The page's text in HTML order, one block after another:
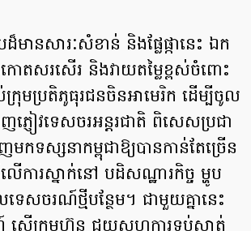
មានសារៈសំខាន់ និងផ្លែផ្កានេះ ឯក
នកោតសរសើរ និងវាយតម្លៃខ្ពស់ចំពោះ
ក្រុមប្រតិភូធុរជនចិនអាមេរិក ដើម្បីចូល
ញៀវទេសចរអន្តរជាតិ ពិសេសប្រជា
កទស្សនាកម្ពុជាឱ្យបានកាន់តែច្រើន
ើការស្នាក់នៅ បដិសណ្ឋារកិច្ច ម្ហូប
សចរណ៍ថ្មីបន្ថែម។ ជាមួយគ្នានេះ